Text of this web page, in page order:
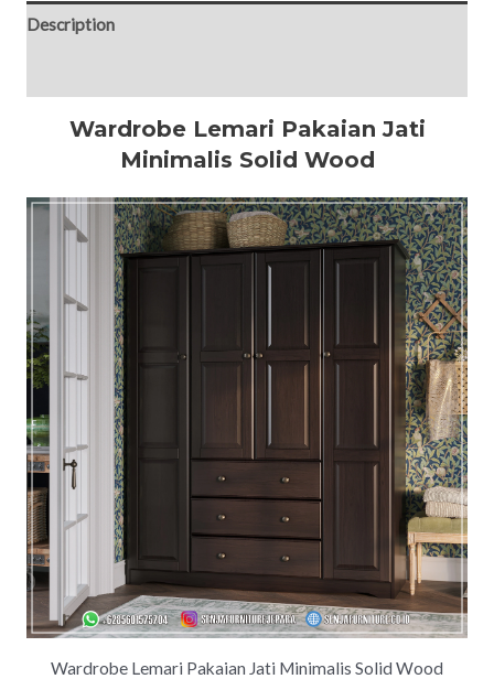
Description
Wardrobe Lemari Pakaian Jati
Minimalis Solid Wood
Wardrobe Lemari Pakaian Jati Minimalis Solid Wood